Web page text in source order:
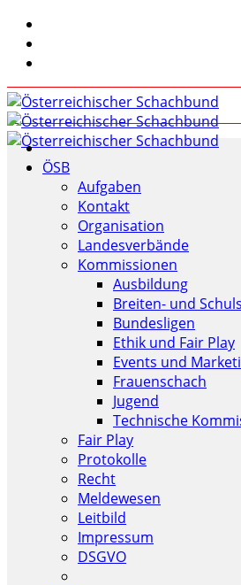
ÖSB
Aufgaben
Kontakt
Organisation
Landesverbände
Kommissionen
Ausbildung
Breiten- und
Bundesligen
Ethik und Fair Play
Events und
Frauenschach
Jugend
Technische
Fair Play
Protokolle
Recht
Meldewesen
Leitbild
Impressum
DSGVO